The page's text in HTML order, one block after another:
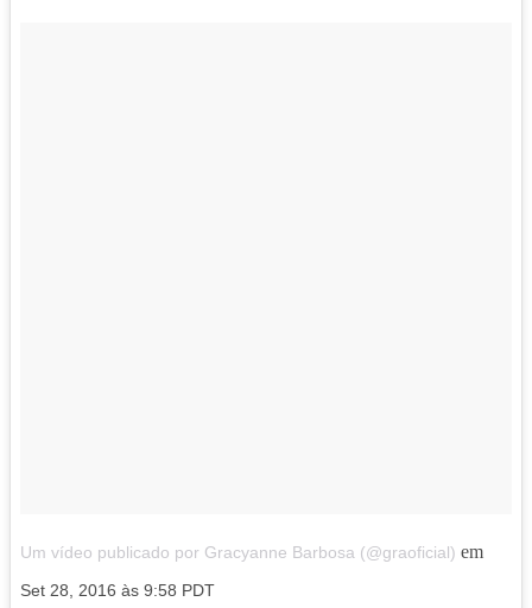
Um vídeo publicado por Gracyanne Barbosa (@graoficial) em
Set 28, 2016 às 9:58 PDT